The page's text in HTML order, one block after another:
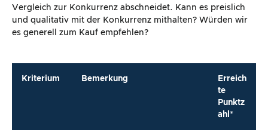
Vergleich zur Konkurrenz abschneidet. Kann es preislich
und qualitativ mit der Konkurrenz mithalten? Würden wir
es generell zum Kauf empfehlen?
Kriterium Bemerkung
Erreich
te
Punktz
ahl*